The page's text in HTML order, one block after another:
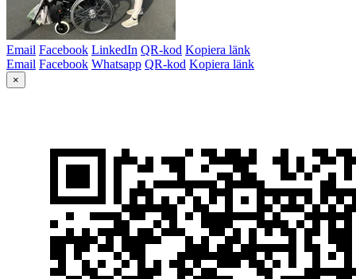
Email Facebook LinkedIn QR-kod Kopiera länk
Email Facebook Whatsapp QR-kod Kopiera länk
×